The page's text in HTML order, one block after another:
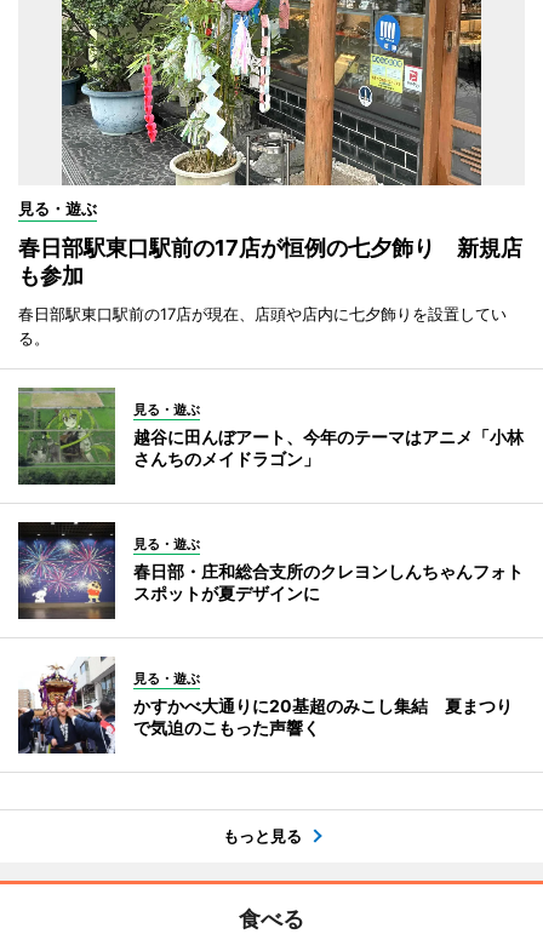
見る・遊ぶ
春日部駅東口駅前の17店が恒例の七夕飾り 新規店
も参加
春日部駅東口駅前の17店が現在、店頭や店内に七夕飾りを設置してい
る。
見る・遊ぶ
越谷に田んぼアート、今年のテーマはアニメ「小林
さんちのメイドラゴン」
見る・遊ぶ
春日部・庄和総合支所のクレヨンしんちゃんフォト
スポットが夏デザインに
見る・遊ぶ
かすかべ大通りに20基超のみこし集結 夏まつり
で気迫のこもった声響く
もっと見る
食べる